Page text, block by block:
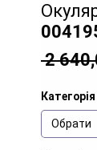
2
Категорія
Обрати